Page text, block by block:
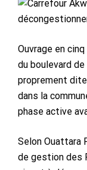
Ouvrage en
du boulevard
proprement dite
dans la
phase active
Selon Ouattara
de gestion des